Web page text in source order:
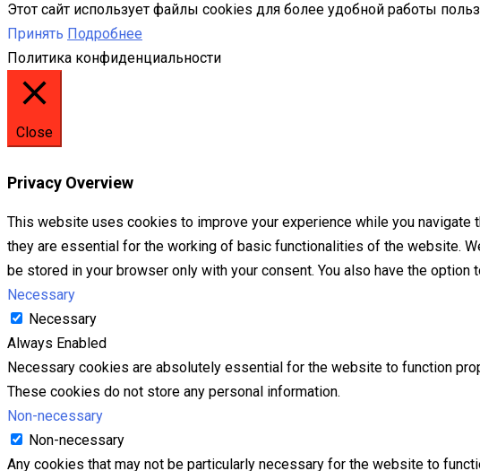
Этот сайт использует файлы cookies для более удобной работы
Принять Подробнее
Политика конфиденциальности
Close
Privacy Overview
This website uses cookies to improve your experience while you
they are essential for the working of basic functionalities of the website.
be stored in your browser only with your consent. You also have the
Necessary
Necessary
Always Enabled
Necessary cookies are absolutely essential for the website to function
These cookies do not store any personal information.
Non-necessary
Non-necessary
Any cookies that may not be particularly necessary for the website to